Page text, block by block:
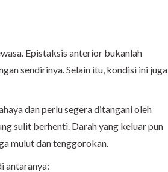
Epistaksis anterior bukanlah
sendirinya. Selain itu, kondisi ini juga
dan perlu segera ditangani oleh
sulit berhenti. Darah yang keluar pun
mulut dan tenggorokan.
antaranya: